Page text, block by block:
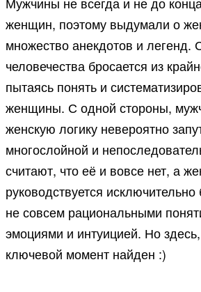
женщин, поэтому выдумали о
множество анекдотов и легенд.
человечества бросается из
пытаясь понять и
женщины. С одной стороны,
женскую логику невероятно
многослойной и
считают, что её и вовсе нет, а
руководствуется
не совсем рациональными
эмоциями и интуицией. Но
ключевой момент найден :)